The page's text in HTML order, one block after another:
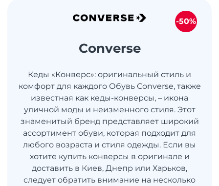
Converse
Кеды «Конверс»: оригинальный стиль и
комфорт для каждого Обувь Converse, также
известная как кеды-конверсы, – икона
уличной моды и неизменного стиля. Этот
знаменитый бренд представляет широкий
ассортимент обуви, которая подходит для
любого возраста и стиля одежды. Если вы
хотите купить конверсы в оригинале и
доставить в Киев, Днепр или Харьков,
следует обратить внимание на несколько
-50%